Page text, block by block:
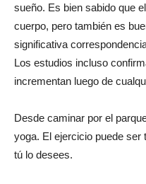
sueño. Es bien sabido que
cuerpo, pero también es
significativa
Los estudios incluso
incrementan luego de
Desde caminar por el
yoga. El ejercicio puede
tú lo desees.